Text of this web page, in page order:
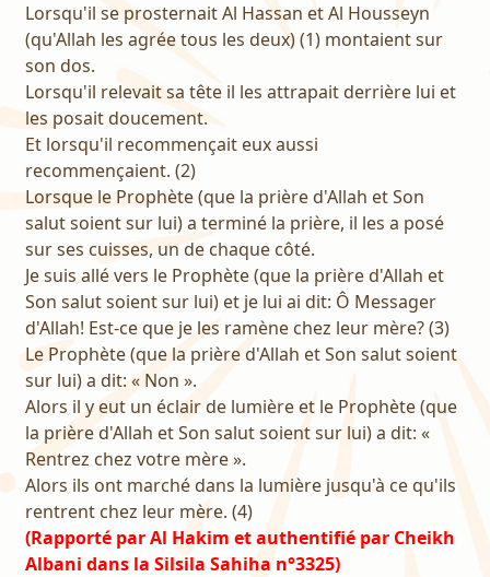
Lorsqu'il se prosternait Al Hassan et Al Housseyn
(qu'Allah les agrée tous les deux) (1) montaient sur
son dos.
Lorsqu'il relevait sa tête il les attrapait derrière lui et
les posait doucement.
Et lorsqu'il recommençait eux aussi
recommençaient. (2)
Lorsque le Prophète (que la prière d'Allah et Son
salut soient sur lui) a terminé la prière, il les a posé
sur ses cuisses, un de chaque côté.
Je suis allé vers le Prophète (que la prière d'Allah et
Son salut soient sur lui) et je lui ai dit: Ô Messager
d'Allah! Est-ce que je les ramène chez leur mère? (3)
Le Prophète (que la prière d'Allah et Son salut soient
sur lui) a dit: « Non ».
Alors il y eut un éclair de lumière et le Prophète (que
la prière d'Allah et Son salut soient sur lui) a dit: «
Rentrez chez votre mère ».
Alors ils ont marché dans la lumière jusqu'à ce qu'ils
rentrent chez leur mère. (4)
(Rapporté par Al Hakim et authentifié par Cheikh
Albani dans la Silsila Sahiha n°3325)